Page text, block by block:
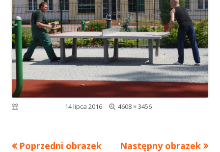
14 lipca 2016
Pełny
4608 × 3456
Poprzedni obrazek Następny obrazek